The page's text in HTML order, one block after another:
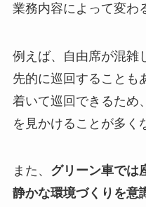
業務内容によって変わ
例えば、自由席が混雑
先的に巡回することも
着いて巡回できるため
を見かけることが多く
また、 グリーン車では
静かな環境づくりを意